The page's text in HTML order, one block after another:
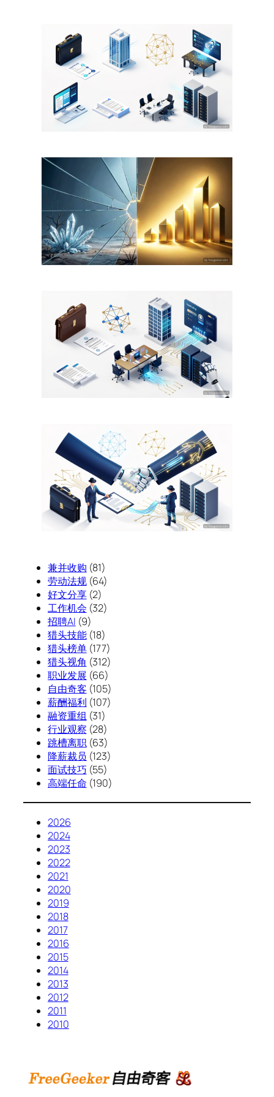
兼并收购 (81)
劳动法规(64)
好文分享(2)
工作机会 (32)
招聘AI (9)
猎头技能(18)
猎头榜单(177)
猎头视角 (312)
职业发展 (66)
自由奇客 (105)
薪酬福利 (107)
融资重组 (31)
行业观察 (28)
跳槽离职(63)
降薪裁员 (123)
面试技巧 (55)
高端任命 (190)
2026
2024
2023
2022
2021
2020
2019
2018
2017
2016
2015
2014
2013
2012
2011
2010